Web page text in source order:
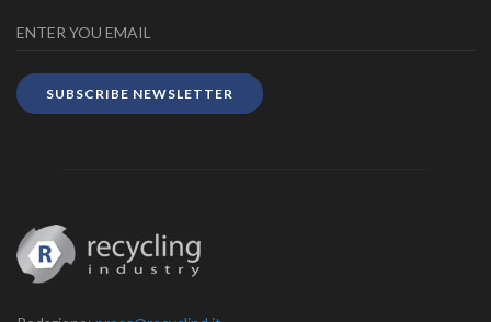
SUBSCRIBE NEWSLETTER